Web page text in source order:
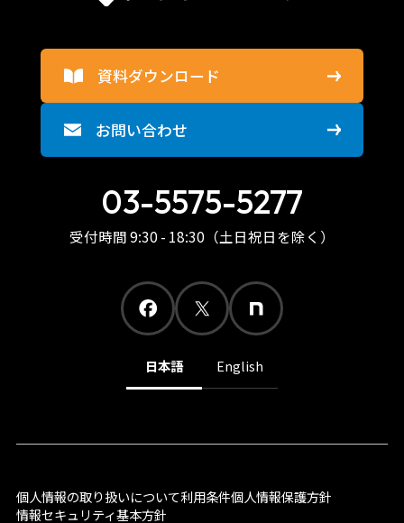
資料ダウンロード
お問い合わせ
03-5575-5277
受付時間 9:30 - 18:30（土日祝日を除く）
日本語 English
個人情報の取り扱いについて利用条件個人情報保護方針
情報セキュリティ基本方針